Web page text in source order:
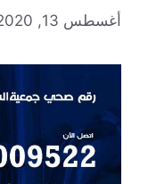
أغسطس 13, 2020